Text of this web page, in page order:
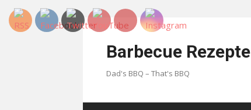
Skip
Barbecue Rezepte
Dad's BBQ – That's BBQ